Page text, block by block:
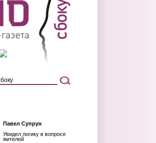
Павел Супрун
Увидел логику в вопросе
жителей